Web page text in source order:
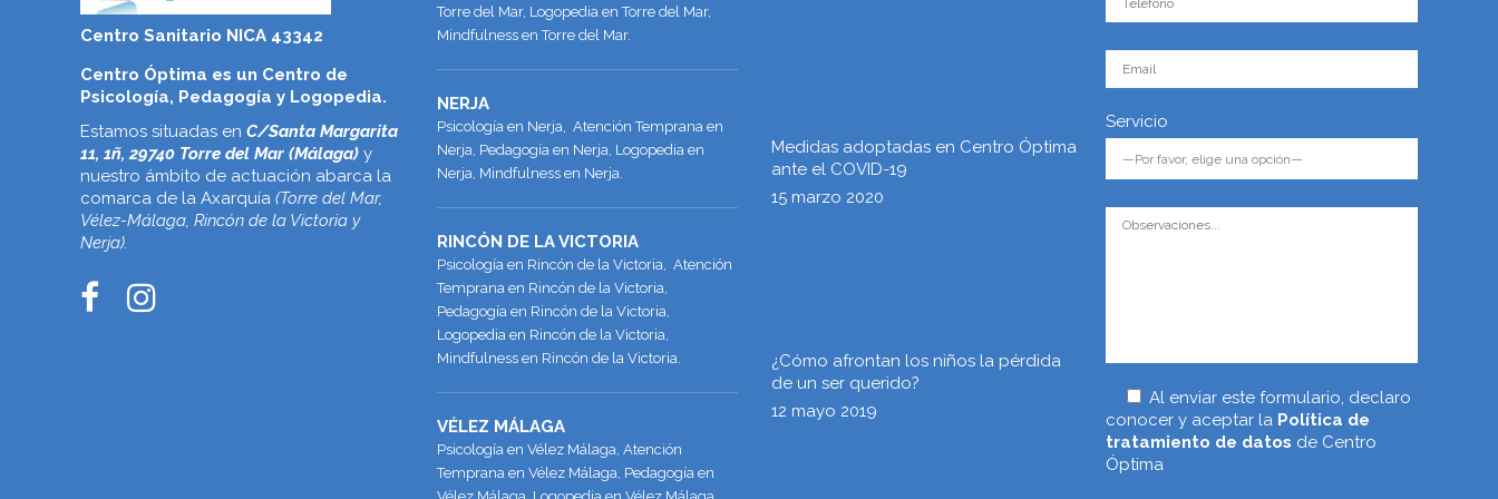
Centro Sanitario NICA 43342
Centro Óptima es un Centro de
Psicología, Pedagogía y Logopedia.
Estamos situadas en C/Santa Margarita
11, 1ñ, 29740 Torre del Mar (Málaga) y
nuestro ámbito de actuación abarca la
comarca de la Axarquía (Torre del Mar,
Vélez-Málaga, Rincón de la Victoria y
Nerja).
Torre del Mar, Logopedia en Torre del Mar,
Mindfulness en Torre del Mar.
NERJA
Psicología en Nerja, Atención Temprana en
Nerja, Pedagogía en Nerja, Logopedia en
Nerja, Mindfulness en Nerja.
RINCÓN DE LA VICTORIA
Psicología en Rincón de la Victoria, Atención
Temprana en Rincón de la Victoria,
Pedagogía en Rincón de la Victoria,
Logopedia en Rincón de la Victoria,
Mindfulness en Rincón de la Victoria.
VÉLEZ MÁLAGA
Psicología en Vélez Málaga, Atención
Temprana en Vélez Málaga, Pedagogía en
Medidas adoptadas en Centro Óptima
ante el COVID-19
15 marzo 2020
¿Cómo afrontan los niños la pérdida
de un ser querido?
12 mayo 2019
Servicio
Al enviar este formulario, declaro
conocer y aceptar la Política de
tratamiento de datos de Centro
Óptima